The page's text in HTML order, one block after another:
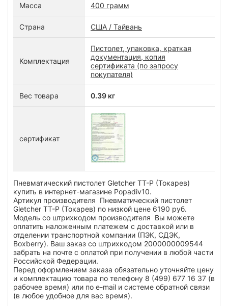
Масса 400 грамм
Страна США / Тайвань
Комплектация
Пистолет, упаковка, краткая
документация, копия
сертификата (по запросу
покупателя)
Вес товара 0.39 кг
сертификат
Пневматический пистолет Gletcher TT-P (Токарев)
купить в интернет-магазине Popadiv10.
Артикул производителя Пневматический пистолет
Gletcher TT-P (Токарев) по низкой цене 6190 руб.
Модель со штрихкодом производителя Вы можете
оплатить наложенным платежем с доставкой или в
отделении транспортной компании (ПЭК, СДЭК,
Boxberry). Ваш заказ со штрихкодом 2000000009544
забрать на почте с оплатой при получении в любой части
Российской Федерации.
Перед оформлением заказа обязательно уточняйте цену
и комплектацию товара по телефону 8 (499) 677 16 37 (в
рабочее время) или по e-mail и системе обратной связи
(в любое удобное для вас время).